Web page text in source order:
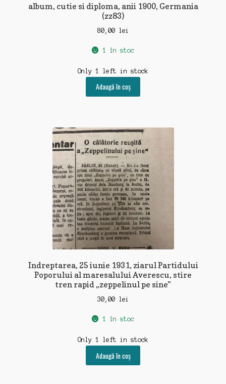
album, cutie si diploma, anii 1900, Germania
(zz83)
80,00 lei
1 în stoc
Only 1 left in stock
Adaugă în coș
Indreptarea, 25 iunie 1931, ziarul Partidului
Poporului al maresalului Averescu, stire
tren rapid „zeppelinul pe sine”
30,00 lei
1 în stoc
Only 1 left in stock
Adaugă în coș